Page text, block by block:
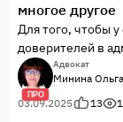
многое другое
Для того, чтобы
доверителей в
встречный иск,
администрации
сразу было
ПРО
Адвокат
Минина
03.09.2025
13